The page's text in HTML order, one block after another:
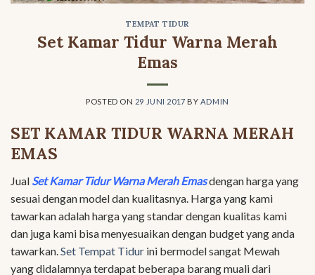
TEMPAT TIDUR
Set Kamar Tidur Warna Merah
Emas
POSTED ON 29 JUNI 2017 BY ADMIN
SET KAMAR TIDUR WARNA MERAH
EMAS
Jual Set Kamar Tidur Warna Merah Emasdengan harga yang
sesuai dengan model dan kualitasnya. Harga yang kami
tawarkan adalah harga yang standar dengan kualitas kami
dan juga kami bisa menyesuaikan dengan budget yang anda
tawarkan. Set Tempat Tidur ini bermodel sangat Mewah
yang didalamnya terdapat beberapa barang muali dari